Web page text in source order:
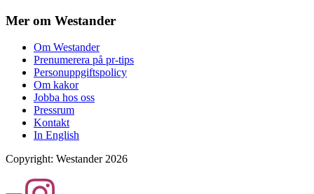
Mer om Westander
Om Westander
Prenumerera på pr-tips
Personuppgiftspolicy
Om kakor
Jobba hos oss
Pressrum
Kontakt
In English
Copyright: Westander 2026